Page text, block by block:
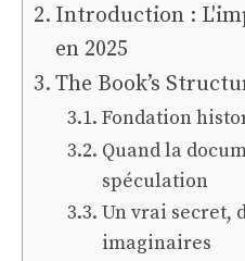
Introduction :
en 2025
The Book’s
Fondation
Quand la
spéculation
Un vrai secret,
imaginaires